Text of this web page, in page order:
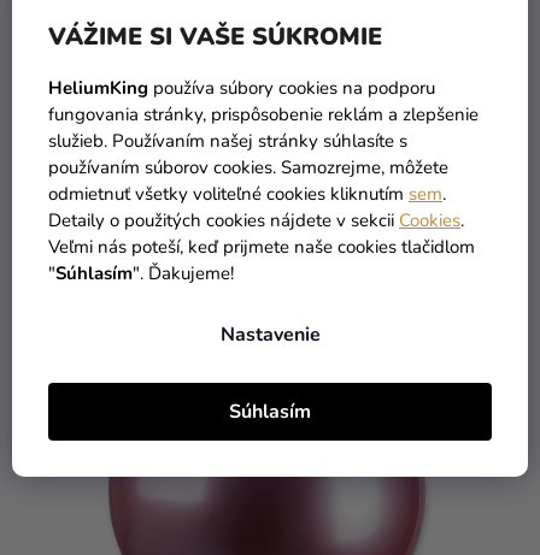
VÁŽIME SI VAŠE SÚKROMIE
HeliumKing používa súbory cookies na podporu
fungovania stránky, prispôsobenie reklám a zlepšenie
služieb. Používaním našej stránky súhlasíte s
používaním súborov cookies. Samozrejme, môžete
odmietnuť všetky voliteľné cookies kliknutím sem.
Detaily o použitých cookies nájdete v sekcii Cookies.
Veľmi nás poteší, keď prijmete naše cookies tlačidlom
"Súhlasím". Ďakujeme!
Nastavenie
Súhlasím
Guľatý chrómový balónik SHINY Prosecco 80 cm
8,39 €
DO KOŠÍKA